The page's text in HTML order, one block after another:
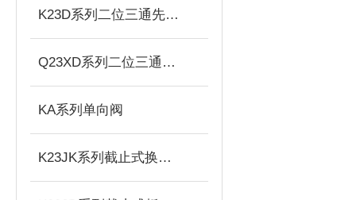
K23D系列二位三通先导阀
Q23XD系列二位三通电磁先导阀
KA系列单向阀
K23JK系列截止式换向阀